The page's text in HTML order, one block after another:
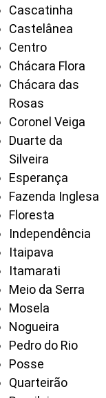
Cascatinha
Castelânea
Centro
Chácara Flora
Chácara das
Rosas
Coronel Veiga
Duarte da
Silveira
Esperança
Fazenda Inglesa
Floresta
Independência
Itaipava
Itamarati
Meio da Serra
Mosela
Nogueira
Pedro do Rio
Posse
Quarteirão